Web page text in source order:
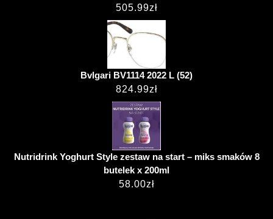
505.99zł
Bvlgari BV1114 2022 L (52)
824.99zł
Nutridrink Yoghurt Style zestaw na start – miks smaków 8
butelek x 200ml
58.00zł